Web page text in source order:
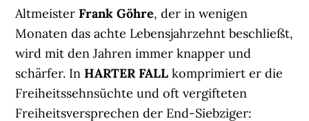
AltmeisterFrank Göhre, der in wenigen
Monaten das achte Lebensjahrzehnt beschließt,
wird mit den Jahren immer knapper und
schärfer. InHARTER FALL komprimiert er die
Freiheitssehnsüchte und oft vergifteten
Freiheitsversprechen der End-Siebziger: